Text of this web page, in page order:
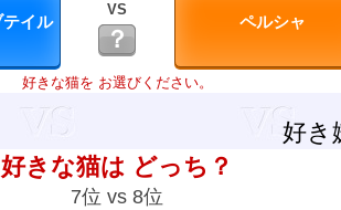
VS
？
好きな猫を お選びください。
好き
好きな猫は どっち？
7位 vs 8位